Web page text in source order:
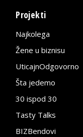
Projekti
Najkolega
Žene u biznisu
UticajnOdgovorno
Šta jedemo
30 ispod 30
Tasty Talks
BIZBendovi